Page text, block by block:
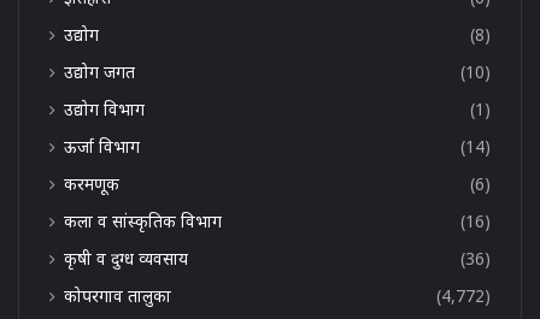
उद्योग
(8)
उद्योग जगत
(10)
उद्योग विभाग
(1)
ऊर्जा विभाग
(14)
करमणूक
(6)
कला व सांस्कृतिक विभाग
(16)
कृषी व दुग्ध व्यवसाय
(36)
कोपरगाव तालुका
(4,772)